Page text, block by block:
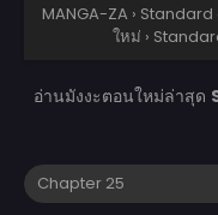
MANGA-ZA › Standard
ใหม่ ›
อ่านมังงะตอนใหม่ล่าสุด